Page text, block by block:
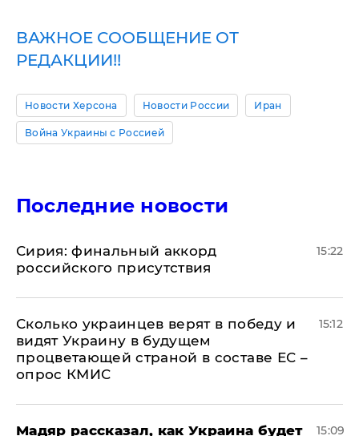
ВАЖНОЕ СООБЩЕНИЕ ОТ
РЕДАКЦИИ!!
Новости Херсона Новости России Иран
Война Украины с Россией
Последние новости
​Сирия: финальный аккорд
российского присутствия
15:22
Сколько украинцев верят в победу и
видят Украину в будущем
процветающей страной в составе ЕС –
опрос КМИС
15:12
Мадяр рассказал, как Украина будет 15:09